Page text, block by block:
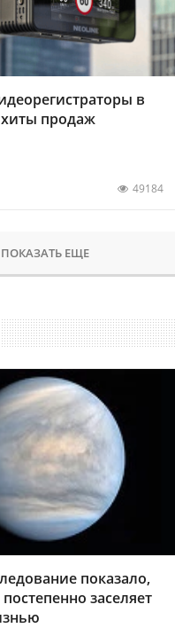
в
хиты продаж
49184
ПОКАЗАТЬ ЕЩЕ
показало,
заселяет